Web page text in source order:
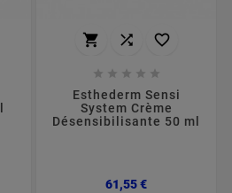
  
    
Esthederm Sensi
System Crème
Désensibilisante 50 ml
61,55 €Preço